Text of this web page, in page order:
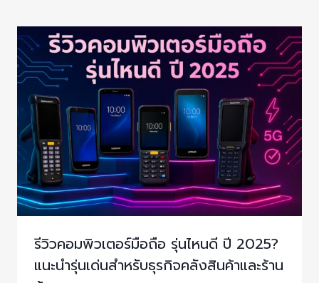
รีวิวคอมพิวเตอร์มือถือ รุ่นไหนดี ปี 2025?
แนะนำรุ่นเด่นสำหรับธุรกิจคลังสินค้าและร้าน